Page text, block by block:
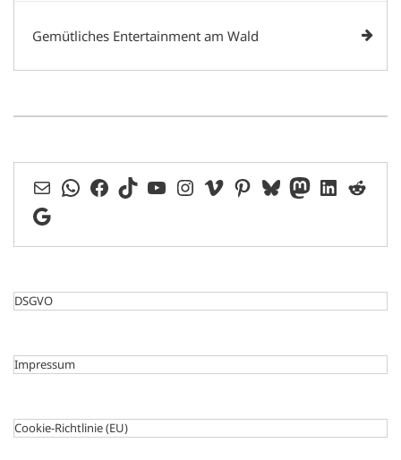
Gemütliches Entertainment am Wald
WhatsApp TikTok YouTube Instagram Vimeo Bluesky Mastodon
Google
DSGVO
Impressum
Cookie-Richtlinie (EU)